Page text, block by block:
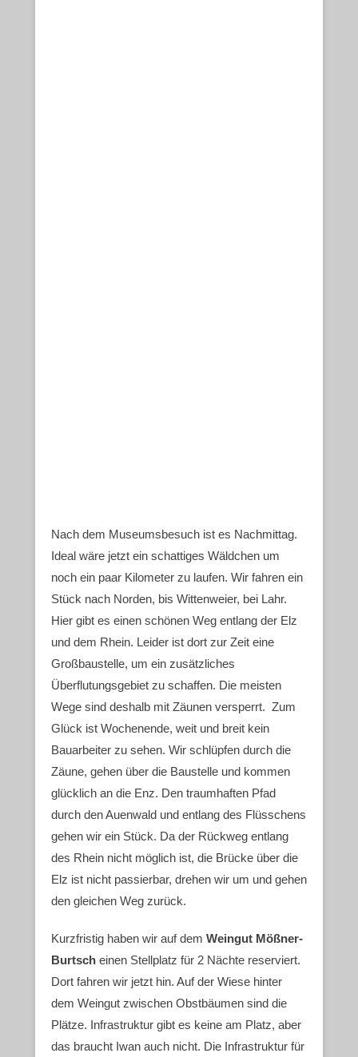
Nach dem Museumsbesuch ist es Nachmittag.
Ideal wäre jetzt ein schattiges Wäldchen um
noch ein paar Kilometer zu laufen. Wir fahren ein
Stück nach Norden, bis Wittenweier, bei Lahr.
Hier gibt es einen schönen Weg entlang der Elz
und dem Rhein. Leider ist dort zur Zeit eine
Großbaustelle, um ein zusätzliches
Überflutungsgebiet zu schaffen. Die meisten
Wege sind deshalb mit Zäunen versperrt. Zum
Glück ist Wochenende, weit und breit kein
Bauarbeiter zu sehen. Wir schlüpfen durch die
Zäune, gehen über die Baustelle und kommen
glücklich an die Enz. Den traumhaften Pfad
durch den Auenwald und entlang des Flüsschens
gehen wir ein Stück. Da der Rückweg entlang
des Rhein nicht möglich ist, die Brücke über die
Elz ist nicht passierbar, drehen wir um und gehen
den gleichen Weg zurück.
Kurzfristig haben wir auf dem Weingut Mößner-
Burtsch einen Stellplatz für 2 Nächte reserviert.
Dort fahren wir jetzt hin. Auf der Wiese hinter
dem Weingut zwischen Obstbäumen sind die
Plätze. Infrastruktur gibt es keine am Platz, aber
das braucht Iwan auch nicht. Die Infrastruktur für